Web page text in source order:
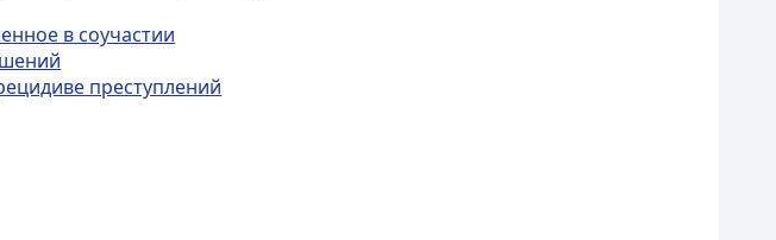
в соучастии
преступлений